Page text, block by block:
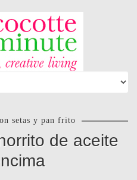
setas y pan frito
de aceite